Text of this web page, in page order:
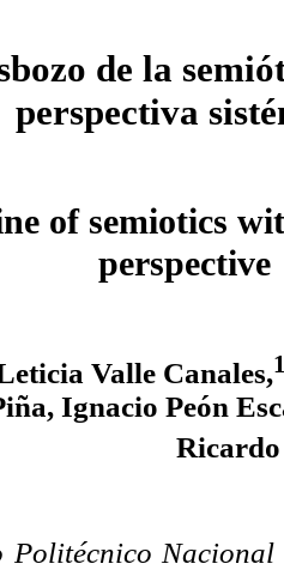
de la
perspectiva
of semiotics
perspective
Valle Canales,
Ignacio Peón
Politécnico